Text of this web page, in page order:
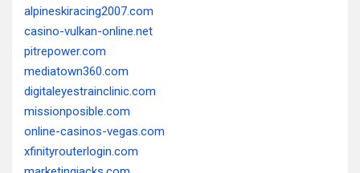
alpineskiracing2007.com
casino-vulkan-online.net
pitrepower.com
mediatown360.com
digitaleyestrainclinic.com
missionposible.com
online-casinos-vegas.com
xfinityrouterlogin.com